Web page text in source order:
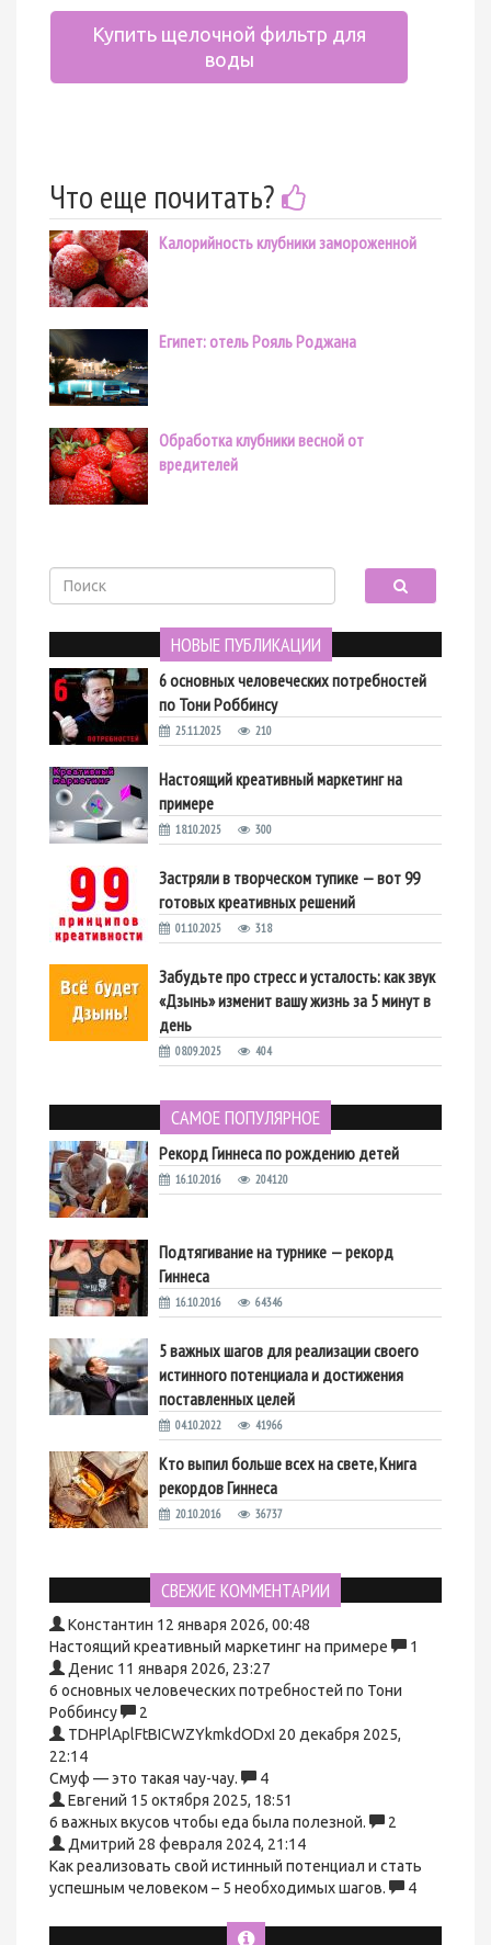
Купить щелочной фильтр для
воды
Что еще почитать?
Калорийность клубники замороженной
Египет: отель Рояль Роджана
Обработка клубники весной от
вредителей
НОВЫЕ ПУБЛИКАЦИИ
6 основных человеческих потребностей
по Тони Роббинсу
25.11.2025 210
Настоящий креативный маркетинг на
примере
18.10.2025 300
Застряли в творческом тупике — вот 99
готовых креативных решений
01.10.2025 318
Забудьте про стресс и усталость: как звук
«Дзынь» изменит вашу жизнь за 5 минут в
день
08.09.2025 404
САМОЕ ПОПУЛЯРНОЕ
Рекорд Гиннеса по рождению детей
16.10.2016 204120
Подтягивание на турнике — рекорд
Гиннеса
16.10.2016 64346
5 важных шагов для реализации своего
истинного потенциала и достижения
поставленных целей
04.10.2022 41966
Кто выпил больше всех на свете, Книга
рекордов Гиннеса
20.10.2016 36737
СВЕЖИЕ КОММЕНТАРИИ
Константин 12 января 2026, 00:48
Настоящий креативный маркетинг на примере
1
Денис 11 января 2026, 23:27
6 основных человеческих потребностей по Тони
Роббинсу
2
TDHPlAplFtBICWZYkmkdODxI 20 декабря 2025,
22:14
Смуф — это такая чау-чау.
4
Евгений 15 октября 2025, 18:51
6 важных вкусов чтобы еда была полезной.
2
Дмитрий 28 февраля 2024, 21:14
Как реализовать свой истинный потенциал и стать
успешным человеком – 5 необходимых шагов.
4